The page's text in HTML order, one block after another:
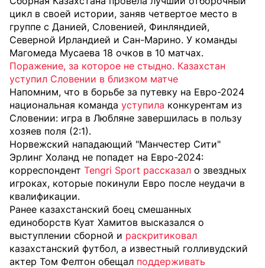
цикл в своей истории, заняв четвертое место в
группе с Данией, Словенией, Финляндией,
Северной Ирландией и Сан-Марино. У команды
Магомеда Мусаева 18 очков в 10 матчах.
Поражение, за которое не стыдно. Казахстан
уступил Словении в близком матче
Напомним, что в борьбе за путевку на Евро-2024
национальная команда уступила конкурентам из
Словении: игра в Любляне завершилась в пользу
хозяев поля (2:1).
Норвежский нападающий "Манчестер Сити"
Эрлинг Холанд не попадет на Евро-2024:
корреспондент Tengri Sport рассказал о звездных
игроках, которые покинули Евро после неудачи в
квалификации.
Ранее казахстанский боец смешанных
единоборств Куат Хамитов высказался о
выступлении сборной и раскритиковал
казахстанский футбол, а известный голливудский
актер Том Фелтон обещал поддерживать